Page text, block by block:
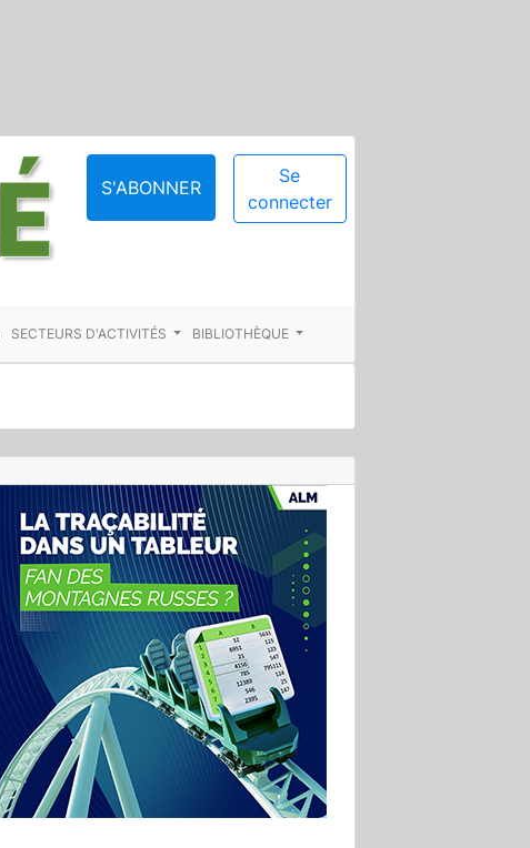
S'ABONNER
Se
connecter
SECTEURS D'ACTIVITÉS BIBLIOTHÈQUE